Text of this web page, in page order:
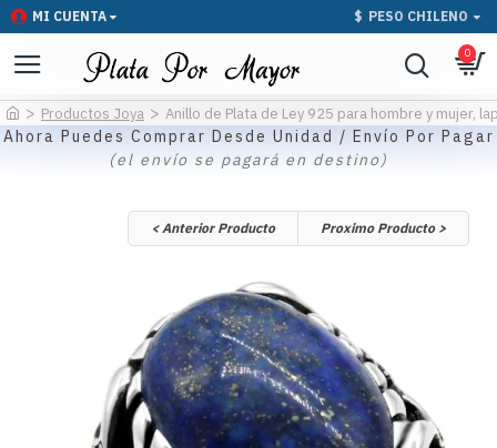
MI CUENTA $ PESO CHILENO
0
Productos Joya Anillo de Plata de Ley 925 para hombre y mujer,
Ahora Puedes Comprar Desde Unidad / Envío Por Pagar
(el envío se pagará en destino)
< Anterior Producto Proximo Producto >